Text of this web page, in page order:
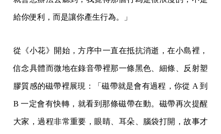
給你便利，而是讓你產生行為。」
從《小花》開始，方序中一直在抵抗消逝，在小島裡，
信念具體而微地在錄音帶裡那一條黑色、細條、反射塑
膠質感的磁帶裡展現：「磁帶就是會有過程，你從 A 到
B 一定會有快轉，就看到那條磁帶在動。磁帶再次提醒
大家，過程非常重要，眼睛、耳朵、腦袋打開，故事才